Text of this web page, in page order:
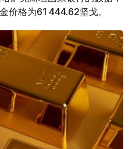
价格为61 444.62坚戈。